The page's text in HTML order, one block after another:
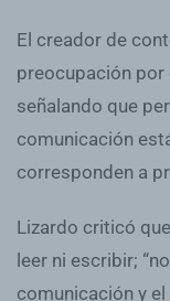
El creador de
preocupación
señalando que
comunicación
corresponden a
Lizardo criticó
leer ni escribir;
comunicación y